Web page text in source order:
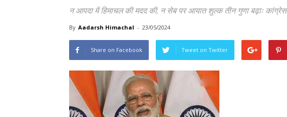
न आपदा में हिमाचल की मदद की, न सेब पर आयात शुल्क तीन गुणा बढ़ाः कांग्रेस
By Aadarsh Himachal - 23/05/2024
Share on Facebook Tweet on Twitter